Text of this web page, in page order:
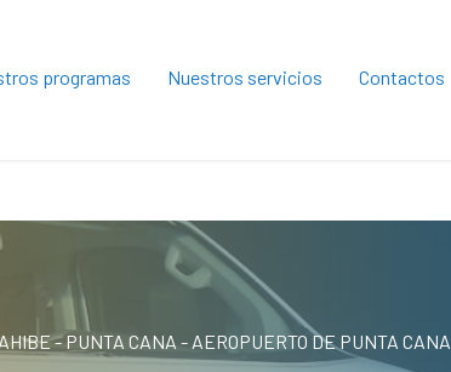
programas Nuestros servicios Contactos
- PUNTA CANA - AEROPUERTO DE PUNTA CANA